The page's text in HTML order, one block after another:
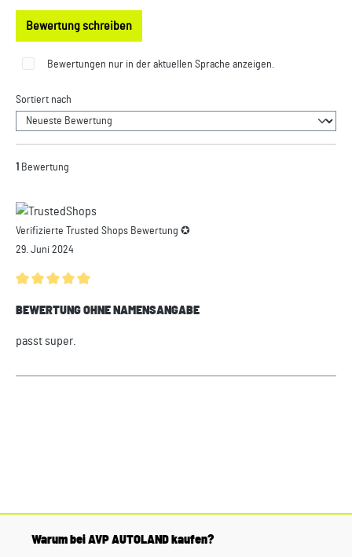
Bewertung schreiben
Bewertungen nur in der aktuellen Sprache anzeigen.
Sortiert nach
1 Bewertung
Verifizierte Trusted Shops Bewertung ✪
29. Juni 2024
BEWERTUNG OHNE NAMENSANGABE
passt super.
Warum bei AVP AUTOLAND kaufen?